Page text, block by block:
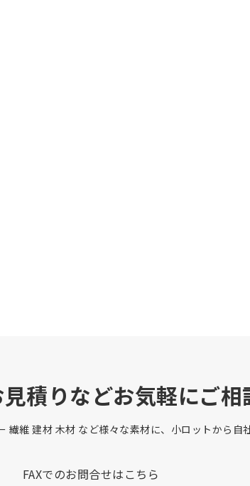
積りなどお気軽にご
繊維 建材 木材 など様々な素材に、小ロットから自
FAXでのお問合せはこちら